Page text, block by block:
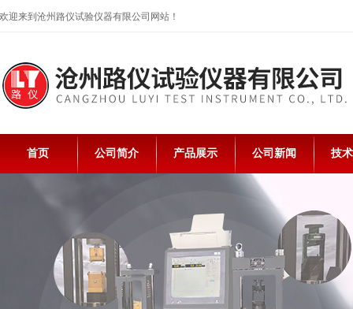
欢迎来到沧州路仪试验仪器有限公司网站！
首页 公司简介 产品展示 公司新闻 技